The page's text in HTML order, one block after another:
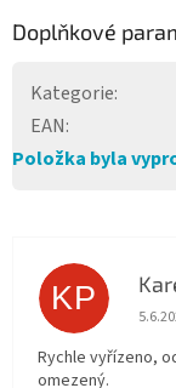
Doplňkové
Kategorie:
EAN:
Položka byla
KP
Rychle vyřízeno,
omezený.